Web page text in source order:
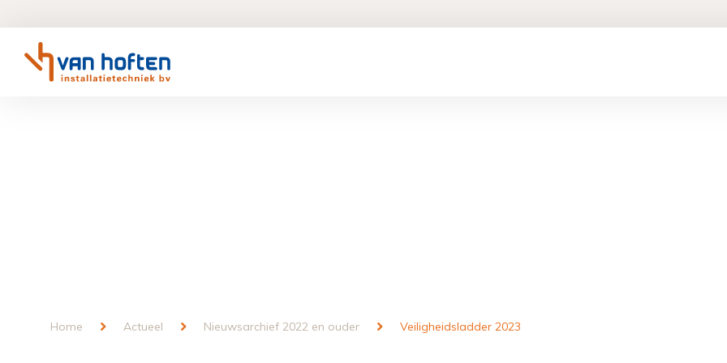
Home Actueel Nieuwsarchief 2022 en ouder Veiligheidsladder 2023